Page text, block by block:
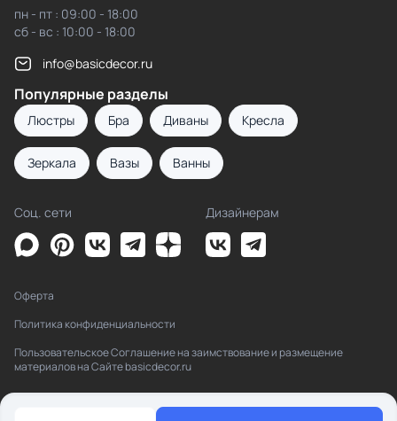
пн - пт : 09:00 - 18:00
сб - вс : 10:00 - 18:00
info@basicdecor.ru
Популярные разделы
Люстры Бра Диваны Кресла
Зеркала Вазы Ванны
Соц. сети Дизайнерам
Оферта
Политика конфиденциальности
Пользовательское Соглашение на заимствование и размещение
материалов на Сайте basicdecor.ru